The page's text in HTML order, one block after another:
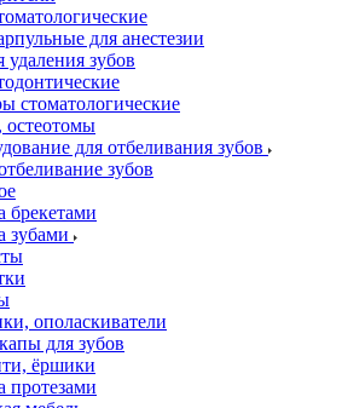
для анестезии
зубов
стоматологические
остеотомы
для отбеливания зубов
зубов
брекетами
зубами
ополаскиватели
для зубов
ёршики
протезами